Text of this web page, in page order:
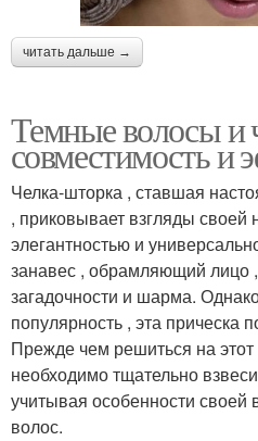
читать дальше →
Темные волосы и
совместимость и
Челка-шторка , ставшая
, приковывает взгляды своей
элегантностью и
занавес , обрамляющий лицо
загадочности и шарма.
популярность , эта прическа
Прежде чем решиться на
необходимо тщательно
учитывая особенности своей
волос.